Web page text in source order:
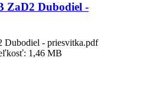
ZaD2 Dubodiel -
Dubodiel - priesvitka.pdf
1,46 MB